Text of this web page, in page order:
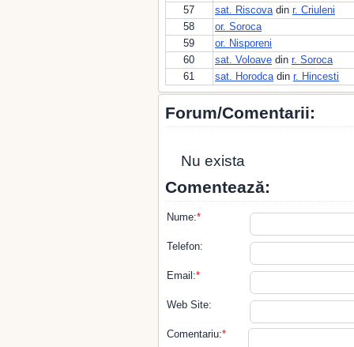
57
sat. Riscovadin r. Criuleni
58
or. Soroca
59
or. Nisporeni
60
sat. Voloave din r. Soroca
61
sat. Horodcadin r. Hincesti
Forum/Comentarii:
Nu exista
Comentează:
Nume:*
Telefon:
Email:*
Web Site:
Comentariu:*